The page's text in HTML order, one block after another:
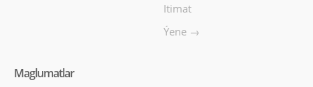
Itimat
Ýene →
Maglumatlar